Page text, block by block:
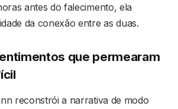
antes do falecimento, ela
da conexão entre as duas.
que permearam
reconstrói a narrativa de modo